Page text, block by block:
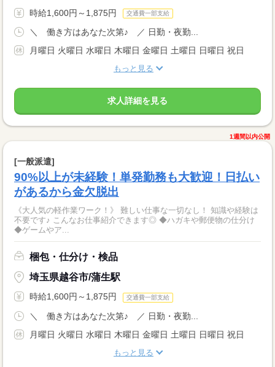
時給1,600円～1,875円 交通費一部支給
＼ 働き方はあなた次第♪ ／ 日勤・夜勤...
月曜日 火曜日 水曜日 木曜日 金曜日 土曜日 日曜日 祝日
もっと見る
求人詳細を見る
1週間以内公開
[一般派遣]
90%以上が未経験！単発勤務も大歓迎！日払い
があるから金欠脱出
《大人気の軽作業ワーク！》 難しい仕事な一切なし！ 知識や経験は
不要です♪ こんなお仕事紹介できます◎ ◆ハガキや郵便物の仕分け
◆ゲームやア...
梱包・仕分け・検品
埼玉県越谷市/蒲生駅
時給1,600円～1,875円 交通費一部支給
＼ 働き方はあなた次第♪ ／ 日勤・夜勤...
月曜日 火曜日 水曜日 木曜日 金曜日 土曜日 日曜日 祝日
もっと見る